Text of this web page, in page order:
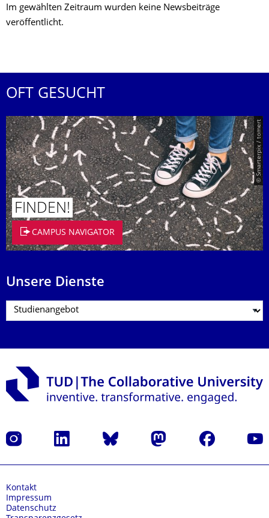
Im gewählten Zeitraum wurden keine Newsbeiträge
veröffentlicht.
OFT GESUCHT
© Smarterpix / tomert
FINDEN!
CAMPUS NAVIGATOR
Unsere Dienste
Instagram LinkedIn Bluesky Mastodon Facebook
Kontakt
Impressum
Datenschutz